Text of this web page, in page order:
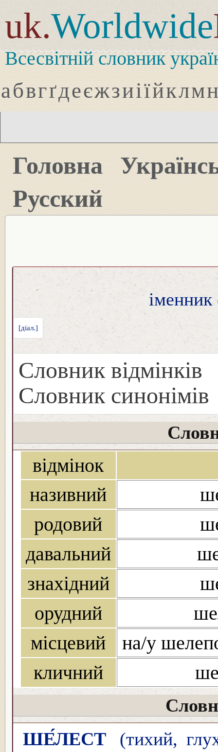
uk.Worldwide
Всесвітній словник
абвгґдеєжзиіїйклмн
Головна
Русский
іменник
[діал.]
Словник відмінків
Словник синонімів
відмінок
називний
родовий
давальний
знахідний
орудний
місцевий
на/у
кличний
ШЕ́ЛЕСТ
(тихий,